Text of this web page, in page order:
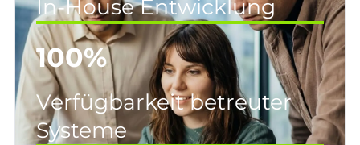
In-House Entwicklung
100%
Verfügbarkeit betreuter
Systeme